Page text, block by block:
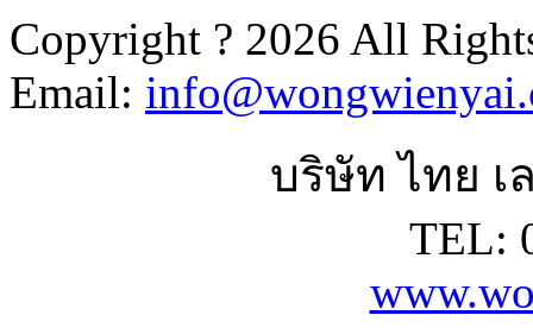
Copyright ? 2026 All
Email:
บริษัท ไทย เ
TEL: